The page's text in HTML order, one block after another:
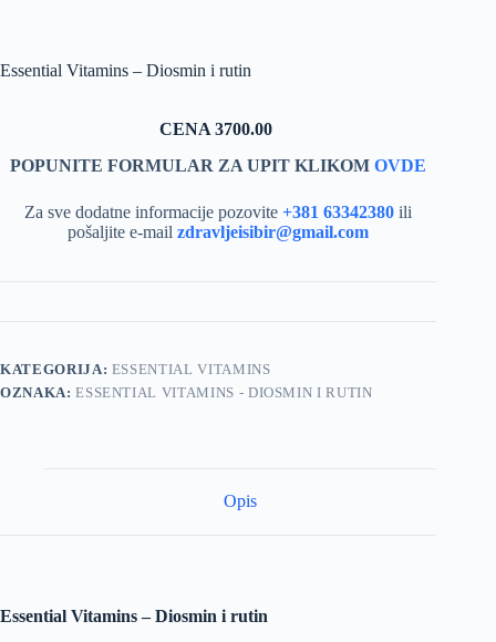
Essential Vitamins – Diosmin i rutin
CENA 3700.00
POPUNITE FORMULAR ZA UPIT KLIKOMOVDE
Za sve dodatne informacije pozovite+381 63342380 ili
pošaljite e-mailzdravljeisibir@gmail.com
KATEGORIJA: ESSENTIAL VITAMINS
OZNAKA:ESSENTIAL VITAMINS - DIOSMIN I RUTIN
Opis
Essential Vitamins – Diosmin i rutin